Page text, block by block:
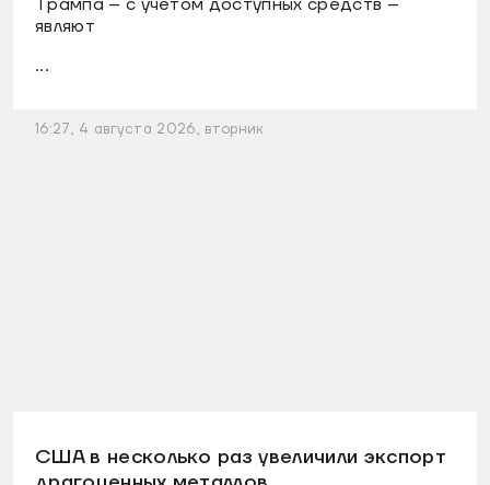
Трампа – с учетом доступных средств –
являют
...
16:27, 4 августа 2026, вторник
США в несколько раз увеличили экспорт